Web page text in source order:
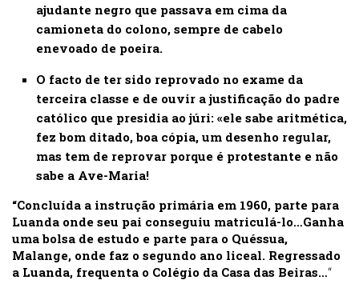
ajudante negro que passava em cima da
camioneta do colono, sempre de cabelo
enevoado de poeira.
O facto de ter sido reprovado no exame da
terceira classe e de ouvir a justificação do padre
católico que presidia ao júri: «ele sabe aritmética,
fez bom ditado, boa cópia, um desenho regular,
mas tem de reprovar porque é protestante e não
sabe a Ave-Maria!
“Concluída a instrução primária em 1960, parte para
Luanda onde seu pai conseguiu matriculá-lo…Ganha
uma bolsa de estudo e parte para o Quéssua,
Malange, onde faz o segundo ano liceal. Regressado
a Luanda, frequenta o Colégio da Casa das Beiras…“